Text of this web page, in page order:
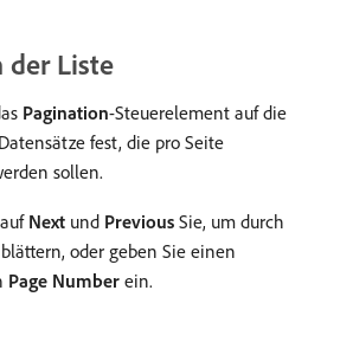
der Liste
Pagination-Steuerelement auf die
fest, die pro Seite
sollen.
Next und Previous Sie, um durch
oder geben Sie einen
Page Number ein.